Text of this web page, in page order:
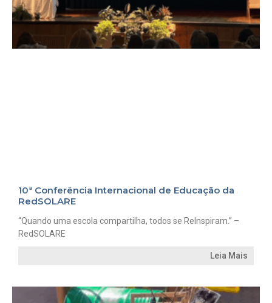
10ª Conferência Internacional de Educação da
RedSOLARE
“Quando uma escola compartilha, todos se ReInspiram.” –
RedSOLARE
Leia Mais